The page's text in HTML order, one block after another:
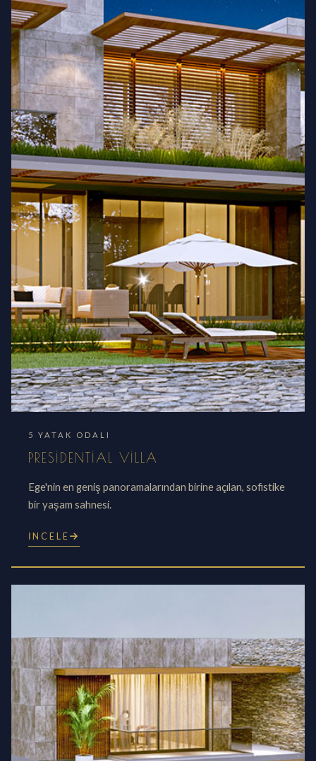
5 YATAK ODALI
PRESIDENTIAL VILLA
Ege'nin en geniş panoramalarından birine açılan, sofistike
bir yaşam sahnesi.
İNCELE